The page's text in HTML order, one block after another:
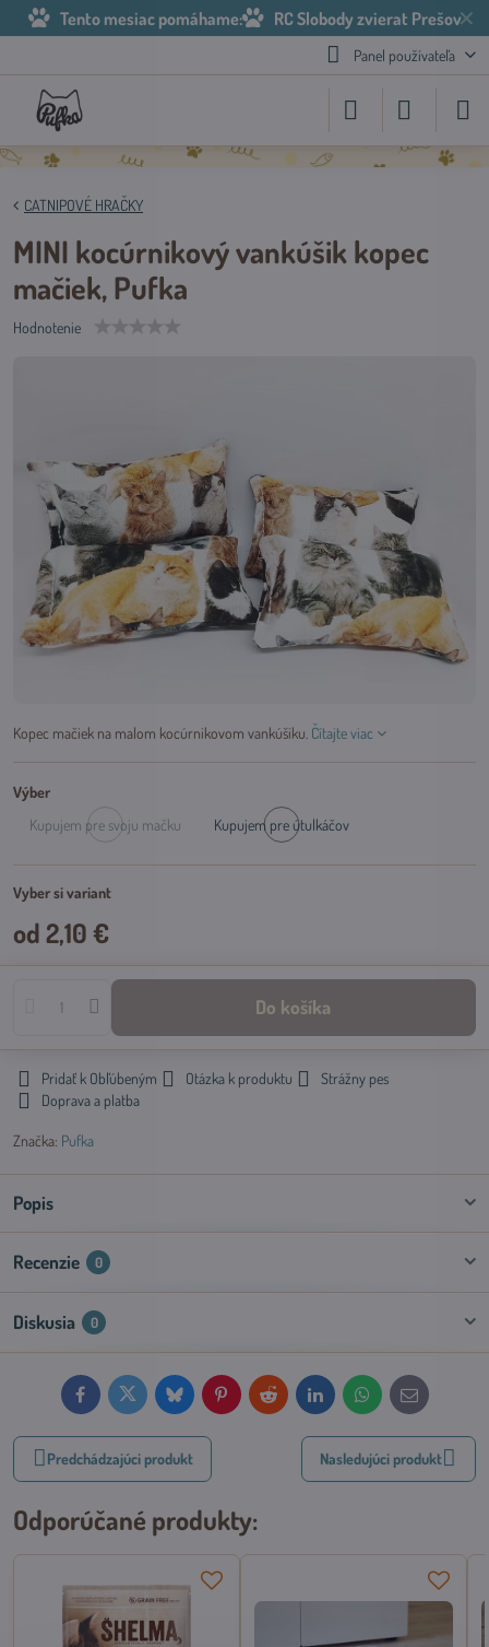
✕
Tento mesiac pomáhame: RC Slobody zvierat Prešov
Panel používateľa
CATNIPOVÉ HRAČKY
MINI kocúrnikový vankúšik kopec
mačiek, Pufka
Hodnotenie
Kopec mačiek na malom kocúrnikovom vankúšiku. Čítajte viac
Výber
Kupujem pre svoju mačku
Kupujem pre útulkáčov
Vyber si variant
od 2,10 €
Do košíka
Pridať k Obľúbeným Otázka k produktu
Strážny pes
Doprava a platba
Značka: Pufka
Popis
Recenzie 0
Diskusia 0
FacebookTwitter BlueskyPinterestReddit LinkedInWhatsApp
E-
mail
Predchádzajúci produkt Nasledujúci produkt
Odporúčané produkty: